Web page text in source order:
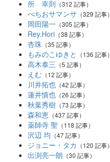
所 幸則 （312 記事）
べちおサマンサ （329 記事）
岡田陽一 （305 記事）
Rey.Hori （38 記事）
杏珠 （35 記事）
もみのこゆきと （136 記事）
高木泰三 （5 記事）
えむ （12 記事）
川井拓也 （42 記事）
蓮井慎也 （26 記事）
秋葉秀樹 （73 記事）
森和恵 （437 記事）
薬師寺 聖 （118 記事）
沢辺 均 （47 記事）
ジョニー・タカ （120 記事）
出渕亮一朗 （30 記事）